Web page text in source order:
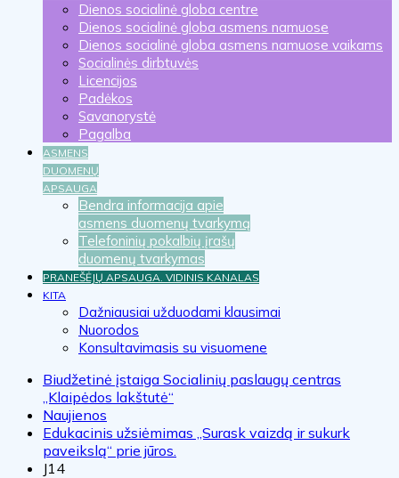
Dienos socialinė globa centre
Dienos socialinė globa asmens namuose
Dienos socialinė globa asmens namuose vaikams
Socialinės dirbtuvės
Licencijos
Padėkos
Savanorystė
Pagalba
ASMENS
DUOMENŲ
APSAUGA
Bendra informacija apie
asmens duomenų tvarkymą
Telefoninių pokalbių įrašų
duomenų tvarkymas
PRANEŠĖJŲ APSAUGA. VIDINIS KANALAS
KITA
Dažniausiai užduodami klausimai
Nuorodos
Konsultavimasis su visuomene
Biudžetinė įstaiga Socialinių paslaugų centras
„Klaipėdos lakštutė“
Naujienos
Edukacinis užsiėmimas „Surask vaizdą ir sukurk
paveikslą“ prie jūros.
J14